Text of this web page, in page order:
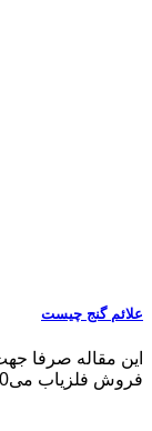
علائم گنج چیست
این مقاله صرفا
فروش فلزیاب می09102191330